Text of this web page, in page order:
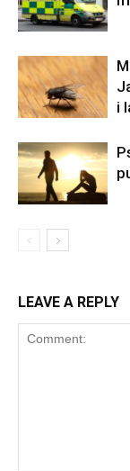
i
LEAVE A REPLY